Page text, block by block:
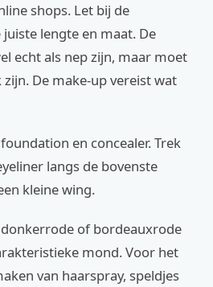
shops. Let bij de
lengte en maat. De
echt als nep zijn, maar moet
De make-up vereist wat
en concealer. Trek
langs de bovenste
kleine wing.
of bordeauxrode
mond. Voor het
van haarspray, speldjes